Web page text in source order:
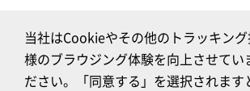
当社はCookieやその他のトラッキン
様のブラウジング体験を向上させて
ださい。「同意する」を選択されま